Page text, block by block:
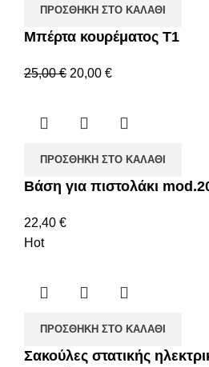
ΠΡΟΣΘΉΚΗ ΣΤΟ ΚΑΛΆΘΙ
Μπέρτα κουρέματος Τ1
25,00€ 20,00 €
ΠΡΟΣΘΉΚΗ ΣΤΟ ΚΑΛΆΘΙ
Βάση για πιστολάκι
22,40 €
Hot
ΠΡΟΣΘΉΚΗ ΣΤΟ ΚΑΛΆΘΙ
Σακούλες στατικής